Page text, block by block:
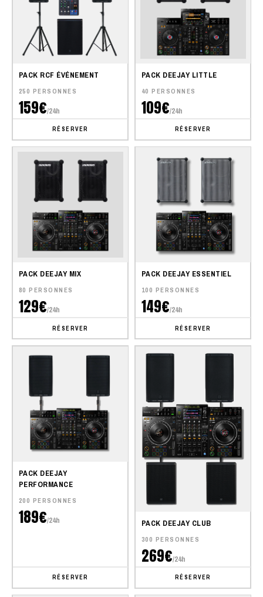
PACK RCF ÉVÉNEMENT
250 PERSONNES
159€/24h
RÉSERVER
PACK DEEJAY LITTLE
40 PERSONNES
109€/24h
RÉSERVER
PACK DEEJAY MIX
80 PERSONNES
129€/24h
RÉSERVER
PACK DEEJAY ESSENTIEL
100 PERSONNES
149€/24h
RÉSERVER
PACK DEEJAY
PERFORMANCE
200 PERSONNES
189€/24h
RÉSERVER
PACK DEEJAY CLUB
300 PERSONNES
269€/24h
RÉSERVER